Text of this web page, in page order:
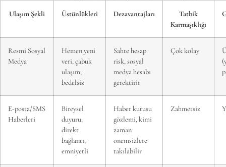
Ulaşım Şekli Üstünlükleri Dezavantajları
Tatbik
Karmaşıklığı
Resmi Sosyal
Medya
Hemen yeni
veri, çabuk
ulaşım,
bedelsiz
Sahte hesap
risk, sosyal
medya hesabı
gerektirir
Çok kolay
E-posta/SMS
Haberleri
Bireysel
duyuru,
direkt
bağlantı,
emniyetli
Haber kutusu
gözlemi, kimi
zaman
önemsizlere
takılabilir
Zahmetsiz